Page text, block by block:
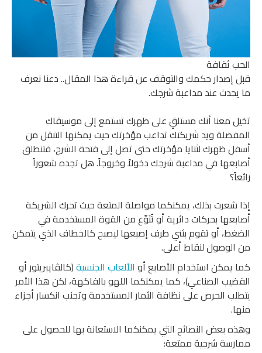
الحب ثقافة
قبل إصدار حكمك والتوقف عن قراءة هذا المقال.. دعنا نعرف
ما يحدث عند مداعبة شرجك.
تخيل معنا أنك مستلقٍ على ظهرك تستمع إلى موسيقاك
المفضلة ويد شريكتك تداعب مؤخرتك حيث يمكنها التنقل من
أسفل ظهرك لثنايا مؤخرتك حتى تصل إلى فتحة الشرج، فتنطلق
أصابعها في مداعبة شرجك دخولاً وخروجاً. هل تجده شعوراً
رائعاً؟
إذا شعرت بذلك، يمكنكما مواصلة المتعة حيث تحرك الشريكة
أصابعها بحركات دائرية أو تُنَوِّع من القوة المستخدمة في
الضغط، أو تقوم بثني طرف إصبعها ليصبح كالخطاف الذي يتمكن
من الوصول لنقاط أعلى.
كما يمكن استخدام الأصابع أو الألعاب الجنسية(كالڤايبريتور أو
القضيب الصناعي)، كما يمكنكما اللهو بالفاكهة، لكن هذا الأمر
يتطلب الحرص على نظافة الثمار المستخدمة وتجنب انكسار أجزاء
منها.
وهذه بعض النصائح التي يمكنكما الاستعانة بها للحصول على
ممارسة شرجية ممتعة: